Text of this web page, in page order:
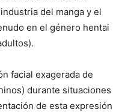
del manga y el
en el género hentai
facial exagerada de
durante situaciones
de esta expresión